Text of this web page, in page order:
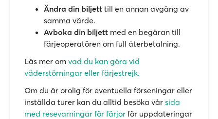
Ändra din biljett till en annan avgång av
samma värde.
Avboka din biljett med en begäran till
färjeoperatören om full återbetalning.
Läs mer om vad du kan göra vid
väderstörningar eller färjestrejk.
Om du är orolig för eventuella förseningar eller
inställda turer kan du alltid besöka vår sida
med resevarningar för färjor för uppdateringar